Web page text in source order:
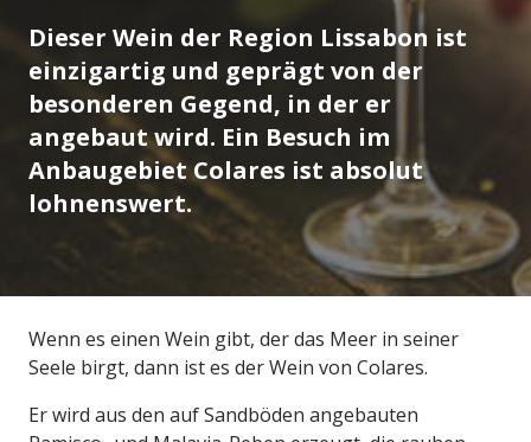
Dieser Wein der Region Lissabon ist
einzigartig und geprägt von der
besonderen Gegend, in der er
angebaut wird. Ein Besuch im
Anbaugebiet Colares ist absolut
lohnenswert.
Wenn es einen Wein gibt, der das Meer in seiner
Seele birgt, dann ist es der Wein von Colares.
Er wird aus den auf Sandböden angebauten